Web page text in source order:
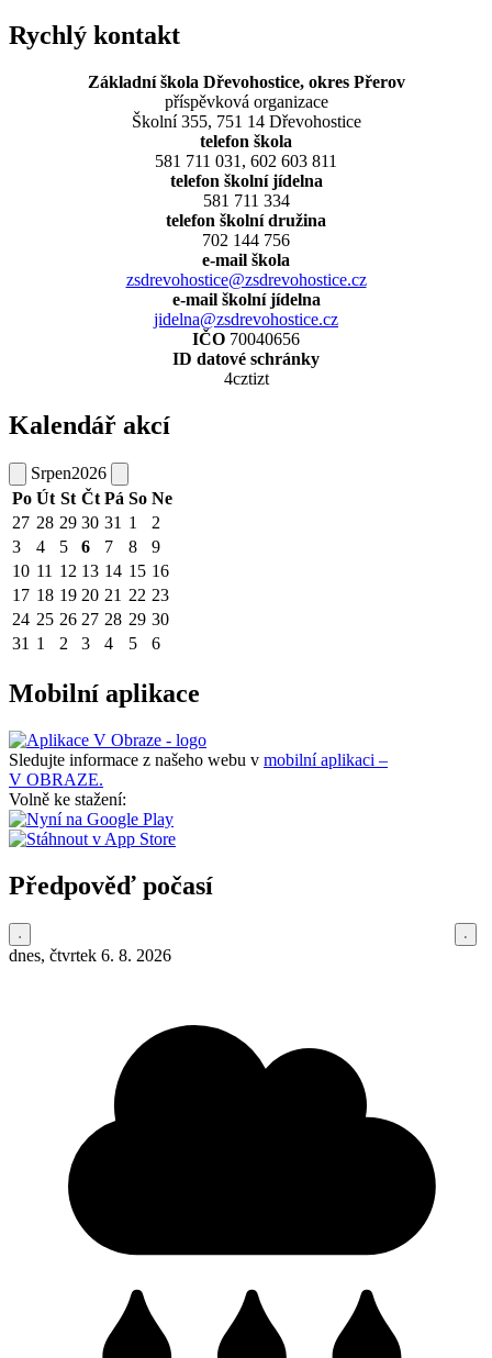
Rychlý kontakt
Základní škola Dřevohostice, okres Přerov
příspěvková organizace
Školní 355, 751 14 Dřevohostice
telefon škola
581 711 031, 602 603 811
telefon školní jídelna
581 711 334
telefon školní družina
702 144 756
e-mail škola
zsdrevohostice@zsdrevohostice.cz
e-mail školní jídelna
jidelna@zsdrevohostice.cz
IČO 70040656
ID datové schránky
4cztizt
Kalendář akcí
Srpen2026
Po Út St Čt Pá So Ne
27 28 29 30 31 1
2
3
4 5 6 7 8
9
10 11 12 13 14 15 16
17 18 19 20 21 22 23
24 25 26 27 28 29 30
31 1 2 3 4 5 6
Mobilní aplikace
Sledujte informace z našeho webu v mobilní aplikaci –
V OBRAZE.
Volně ke stažení:
Předpověď počasí
dnes, čtvrtek 6. 8. 2026